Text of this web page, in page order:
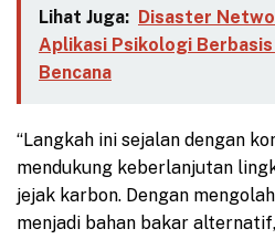
Lihat Juga: Disaster
Aplikasi Psikologi
Bencana
“Langkah ini sejalan dengan
mendukung keberlanjutan
jejak karbon. Dengan
menjadi bahan bakar